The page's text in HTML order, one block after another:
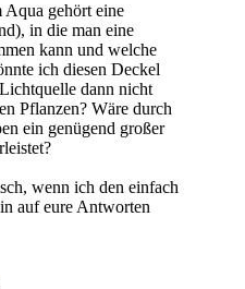
Aqua gehört eine
in die man eine
kann und welche
ich diesen Deckel
dann nicht
Pflanzen? Wäre durch
ein genügend großer
wenn ich den einfach
auf eure Antworten